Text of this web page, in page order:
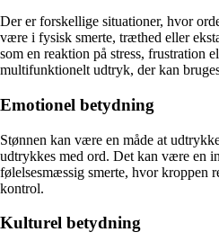
Der er forskellige situationer, hvor
være i fysisk smerte, træthed eller
som en reaktion på stress, frustration
multifunktionelt udtryk, der kan
Emotionel betydning
Stønnen kan være en måde at
udtrykkes med ord. Det kan være en
følelsesmæssig smerte, hvor kroppen
kontrol.
Kulturel betydning